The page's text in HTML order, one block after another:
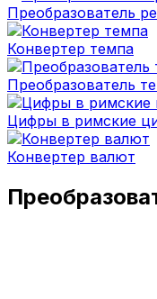
Преобразователь
Конвертер темпа
Преобразователь
Цифры в римские
Конвертер валют